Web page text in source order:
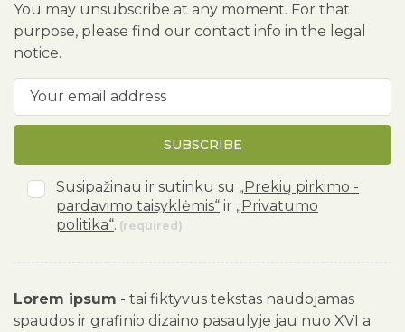
You may unsubscribe at any moment. For that
purpose, please find our contact info in the legal
notice.
SUBSCRIBE
Susipažinau ir sutinku su „Prekių pirkimo -
pardavimo taisyklėmis“ ir „Privatumo
politika“. (required)
Lorem ipsum - tai fiktyvus tekstas naudojamas
spaudos ir grafinio dizaino pasaulyje jau nuo XVI a.